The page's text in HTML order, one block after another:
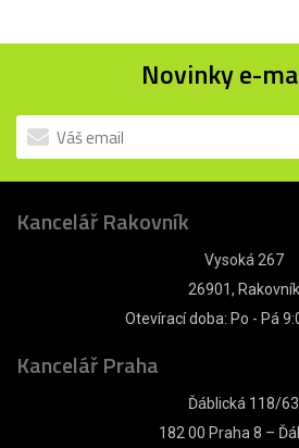
Novinky e-
Kancelář Rakovník
Vysoká 267
26901, Rakovník
Otevírací doba: Po - Pá
Kancelář Praha
Ďáblická 118/63
182 00 Praha 8 –